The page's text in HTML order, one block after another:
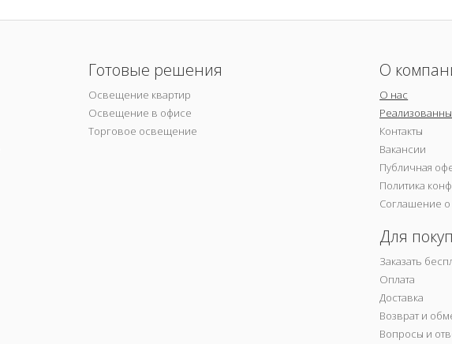
Готовые решения
Освещение квартир
Освещение в офисе
Торговое освещение
О
О нас
Контакты
Вакансии
Публичная
Политика
Соглашение
Для
Заказать
Оплата
Доставка
Возврат и
Вопросы и